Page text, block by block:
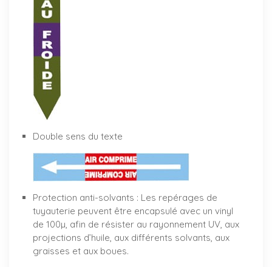
Double sens du texte
Protection anti-solvants : Les repérages de
tuyauterie peuvent être encapsulé avec un vinyl
de 100µ, afin de résister au rayonnement UV, aux
projections d’huile, aux différents solvants, aux
graisses et aux boues.